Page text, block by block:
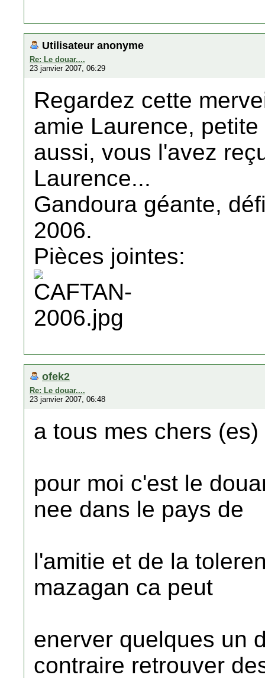
Utilisateur anonyme
Re: Le douar....
23 janvier 2007, 06:29
Regardez cette
amie Laurence,
aussi, vous l'avez
Laurence...
Gandoura géante,
2006.
Pièces jointes:
ofek2
Re: Le douar....
23 janvier 2007, 06:48
a tous mes chers
pour moi c'est le
nee dans le pays de
l'amitie et de la
mazagan ca peut
enerver quelques un
contraire retrouver